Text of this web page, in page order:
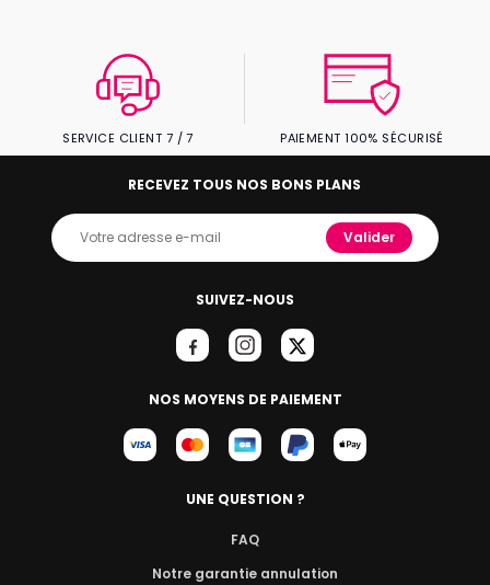
SERVICE CLIENT 7 / 7 PAIEMENT 100% SÉCURISÉ
SUIVEZ-NOUS
NOS MOYENS DE PAIEMENT
RECEVEZ TOUS NOS BONS PLANS
Valider
UNE QUESTION ?
FAQ
Notre garantie annulation